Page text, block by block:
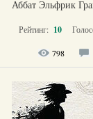
Аббат Эльфрик
Рейтинг: 10
798